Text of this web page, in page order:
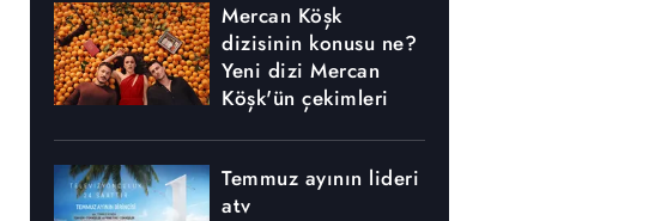
Mercan Köşk
dizisinin konusu ne?
Yeni dizi Mercan
Köşk'ün çekimleri
Temmuz ayının lideri
atv